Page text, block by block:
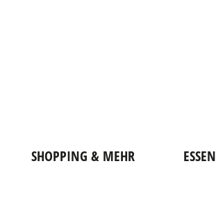
SHOPPING & MEHR